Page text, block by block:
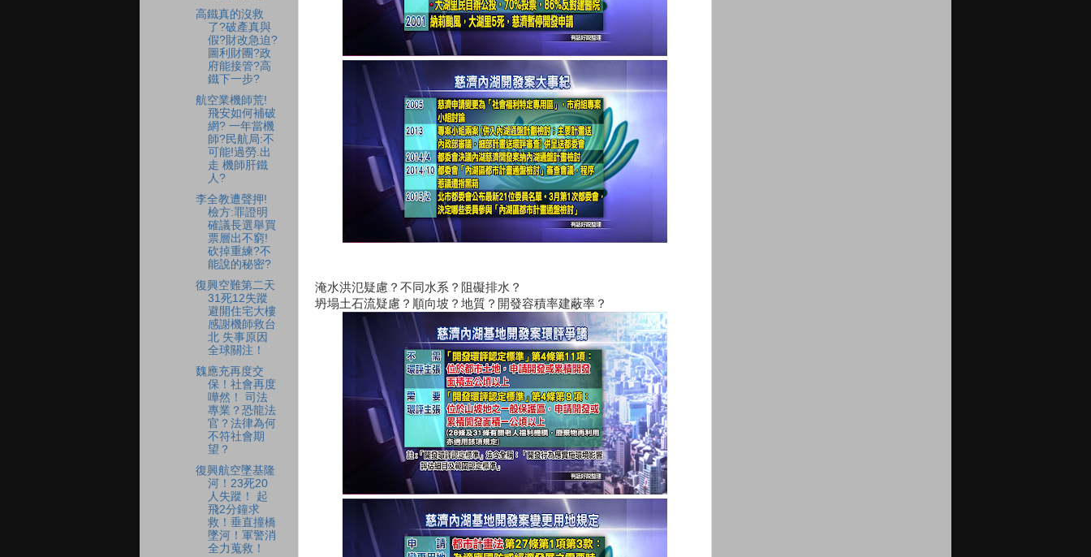
淹水洪氾疑慮？不同水系？阻礙排水？
坍塌土石流疑慮？順向坡？地質？開發容積率建蔽率？
高鐵真的沒救
了?破產真與
假?財改急迫?
圖利財團?政
府能接管?高
鐵下一步?
航空業機師荒!
飛安如何補破
網? 一年當機
師?民航局:不
可能!過勞.出
走 機師肝鐵
人?
李全教遭聲押!
檢方:罪證明
確議長選舉買
票層出不窮!
砍掉重練?不
能說的秘密?
復興空難第二天
31死12失蹤
避開住宅大樓
感謝機師救台
北 失事原因
全球關注！
魏應充再度交
保！社會再度
嘩然！ 司法
專業？恐龍法
官？法律為何
不符社會期
望？
復興航空墜基隆
河！23死20
人失蹤！ 起
飛2分鐘求
救！垂直撞橋
墜河！軍警消
全力蒐救！